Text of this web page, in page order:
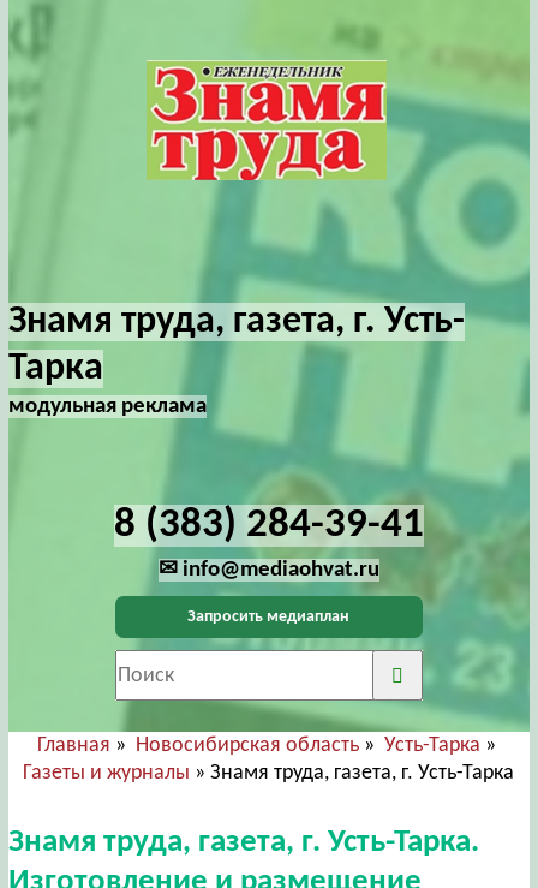
Знамя труда, газета, г. Усть-
Тарка
модульная реклама
8 (383) 284-39-41
✉ info@mediaohvat.ru
Запросить медиаплан
Главная » Новосибирская область» Усть-Тарка »
Газеты и журналы » Знамя труда, газета, г. Усть-Тарка
Знамя труда, газета, г. Усть-Тарка.